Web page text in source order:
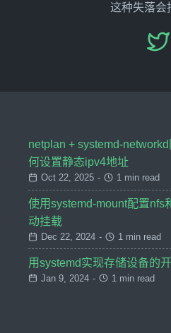
这种失落会
netplan + systemd-
何设置静态ipv4地址
Oct 22, 2025 - 1 min read
使用systemd-mount配置nfs
动挂载
Dec 22, 2024 - 1 min read
用systemd实现存储设备的
Jan 9, 2024 - 1 min read